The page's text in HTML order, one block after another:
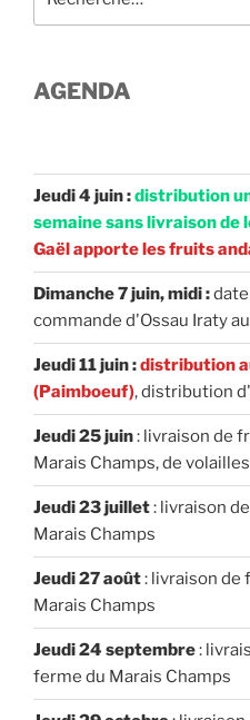
pour
AGENDA
Jeudi 4 juin :distribution
semaine sans livraison
Gaël apporte les fruits
Dimanche 7 juin, midi :
commande d'Ossau Iraty
Jeudi 11 juin :distribution
(Paimboeuf), distribution
Jeudi 25 juin: livraison de
Marais Champs, de volailles
Jeudi 23 juillet: livraison
Marais Champs
Jeudi 27 août: livraison de
Marais Champs
Jeudi 24 septembre:
ferme du Marais Champs